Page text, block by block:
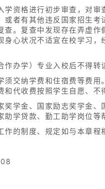
学资格进行初步审查，对
或者有其他违反国家招生
查。复查中发现存在弄虚
身心状况不适宜在校学习
办学）专业入校后不得转
须交纳学费和住宿费等费
代收费按照学生自愿、不
奖学金、国家励志奖学金
学贷款、勤工助学岗位等
的制度、规定如与本章程